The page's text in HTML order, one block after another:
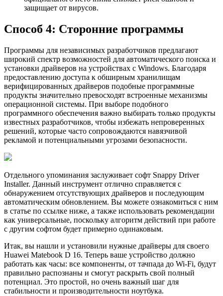
защищает от вирусов.
Способ 4: Сторонние программы
Программы для независимых разработчиков предлагают
широкий спектр возможностей для автоматического поиска и
установки драйверов на устройствах с Windows. Благодаря
предоставлению доступа к обширным хранилищам
верифицированных драйверов подобные программные
продукты значительно превосходят встроенные механизмы
операционной системы. При выборе подобного
программного обеспечения важно выбирать только продукты
известных разработчиков, чтобы избежать непроверенных
решений, которые часто сопровождаются навязчивой
рекламой и потенциальными угрозами безопасности.
Отдельного упоминания заслуживает софт Snappy Driver
Installer. Данный инструмент отлично справляется с
обнаружением отсутствующих драйверов и последующим
автоматическим обновлением. Вы можете ознакомиться с ним
в статье по ссылке ниже, а также использовать рекомендации
как универсальные, поскольку алгоритм действий при работе
с другим софтом будет примерно одинаковым.
Итак, вы нашли и установили нужные драйверы для своего
Huawei Matebook D 16. Теперь ваше устройство должно
работать как часы: все компоненты, от тачпада до Wi-Fi, будут
правильно распознаны и смогут раскрыть свой полный
потенциал. Это простой, но очень важный шаг для
стабильности и производительности ноутбука.